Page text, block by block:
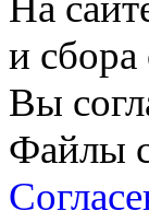
и
Вы
Файлы